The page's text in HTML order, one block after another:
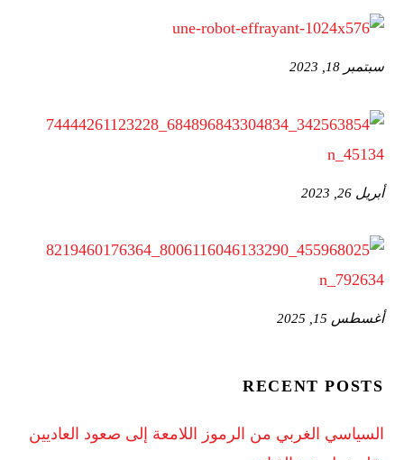
سبتمبر 18, 2023
أبريل 26, 2023
أغسطس 15, 2025
RECENT POSTS
السياسي الغربي من الرموز اللامعة إلى صعود العاديين